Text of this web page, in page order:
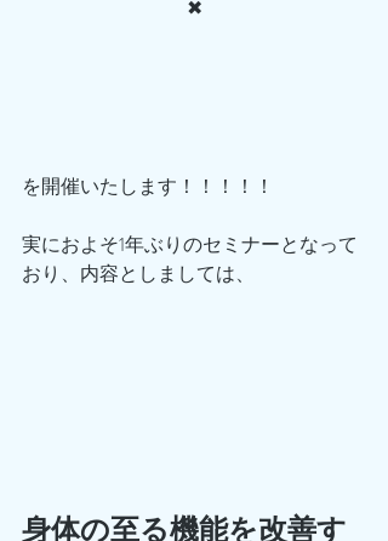
✖︎
を開催いたします！！！！！
実におよそ1年ぶりのセミナーとなって
おり、内容としましては、
身体の至る機能を改善す